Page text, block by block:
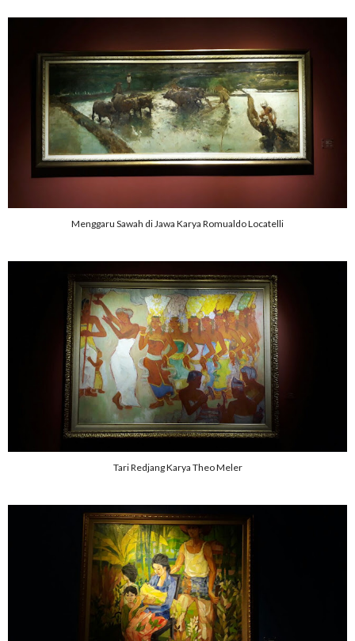
Menggaru Sawah di Jawa Karya Romualdo Locatelli
Tari Redjang Karya Theo Meler